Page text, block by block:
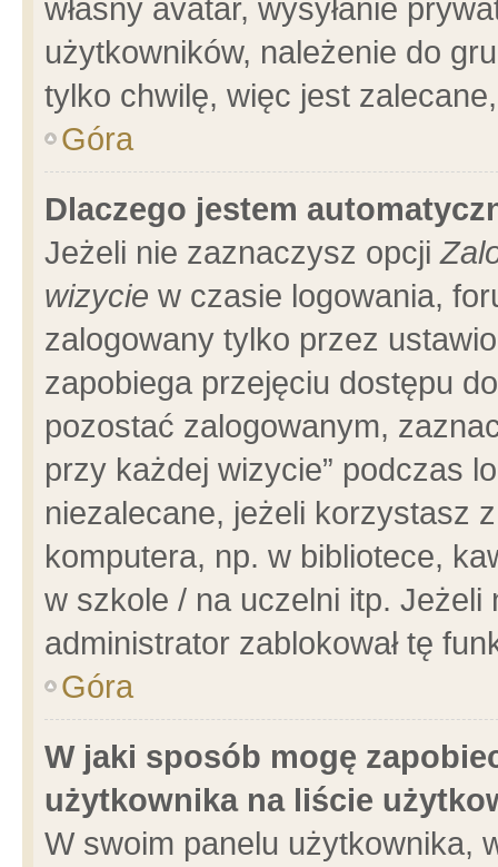
własny avatar, wysyłanie
użytkowników, należenie do
tylko chwilę, więc jest
Góra
Dlaczego jestem
Jeżeli nie zaznaczysz opcji
wizycie w czasie logowania,
zalogowany tylko przez
zapobiega przejęciu dostępu
pozostać zalogowanym,
przy każdej wizycie” podczas
niezalecane, jeżeli korzystasz
komputera, np. w bibliotece,
w szkole / na uczelni itp.
administrator zablokował tę
Góra
W jaki sposób mogę
użytkownika na liście
W swoim panelu użytkownika,